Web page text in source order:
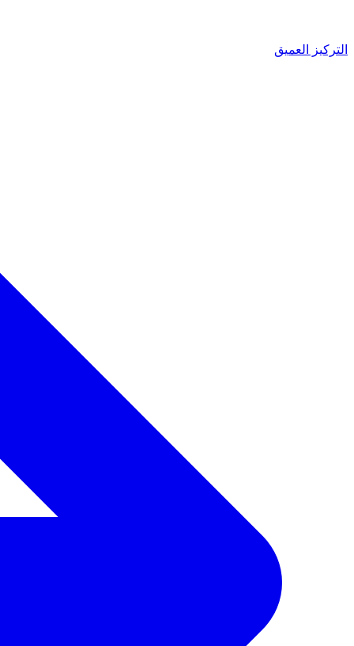
التركيز العميق